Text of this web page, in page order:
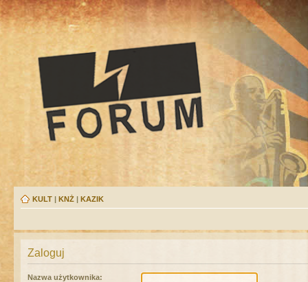
KULT | KNŻ | KAZIK
Zaloguj
Nazwa użytkownika: